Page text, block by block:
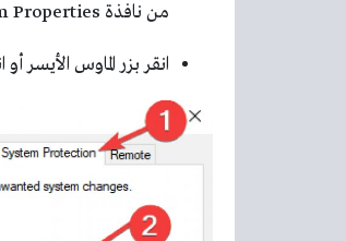
من نافذة System Properties (خصائص النظام).
انقر بزر الماوس الأيسر